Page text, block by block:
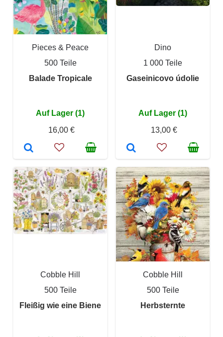
Pieces & Peace
500 Teile
Balade Tropicale
Auf Lager (1)
16,00 €
Dino
1 000 Teile
Gaseinicovo údolie
Auf Lager (1)
13,00 €
Cobble Hill
500 Teile
Fleißig wie eine Biene
Cobble Hill
500 Teile
Herbsternte